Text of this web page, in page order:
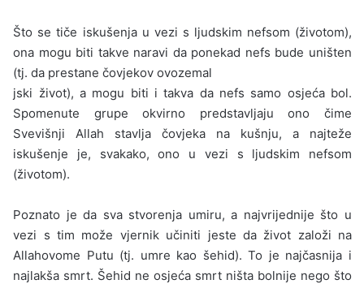
Što se tiče iskušenja u vezi s ljudskim nefsom (životom),
ona mogu biti takve naravi da ponekad nefs bude uništen
(tj. da prestane čovjekov ovozemal
jski život), a mogu biti i takva da nefs samo osjeća bol.
Spomenute grupe okvirno predstavljaju ono čime
Svevišnji Allah stavlja čovjeka na kušnju, a najteže
iskušenje je, svakako, ono u vezi s ljudskim nefsom
(životom).
Poznato je da sva stvorenja umiru, a najvrijednije što u
vezi s tim može vjernik učiniti jeste da život založi na
Allahovome Putu (tj. umre kao šehid). To je najčasnija i
najlakša smrt. Šehid ne osjeća smrt ništa bolnije nego što